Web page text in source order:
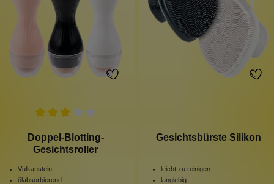
Doppel-Blotting-
Gesichtsroller
Vulkanstein
ölabsorbierend
Gesichtsbürste Silikon
leicht zu reinigen
langlebig